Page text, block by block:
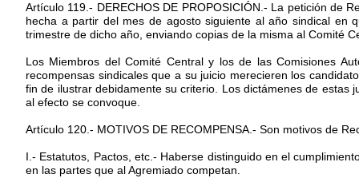
Artículo 119.- DERECHOS DE PROPOSICIÓN.- La petición de
hecha a partir del mes de agosto siguiente al año sindical en
trimestre de dicho año, enviando copias de la misma al Comité
Los Miembros del Comité Central y los de las Comisiones
recompensas sindicales que a su juicio merecieren los
fin de ilustrar debidamente su criterio. Los dictámenes de estas
al efecto se convoque.
Artículo 120.- MOTIVOS DE RECOMPENSA.- Son motivos de
I.- Estatutos, Pactos, etc.- Haberse distinguido en el
en las partes que al Agremiado competan.